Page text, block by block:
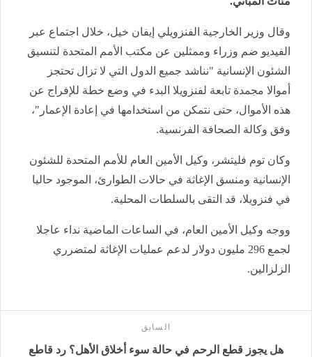
وقال وزير الخارجية الفنزويلي إيفان خيل، خلال اجتماع عبر
الفيديو ضم وزراء وممثلين عن مكتب الأمم المتحدة لتنسيق
الشئون الإنسانية "نناشد جميع الدول التي لا تزال تحتجز
أموالا مجمدة تابعة لفنزويلا البدء في وضع خطة للإفراج عن
هذه الأموال، حتى نتمكن من استخدامها في إعادة الإعمار"،
وفق وكالة الصحافة الفرنسية.
وكان توم فليتشر، وكيل الأمين العام للأمم المتحدة للشئون
الإنسانية ومنسق الإغاثة في حالات الطوارئ، الموجود حاليا
في فنزويلا، قد التقى بالسلطات المحلية.
ووجه وكيل الأمين العام، في الساعات الماضية نداء عاجلا
لجمع 296 مليون دولار لدعم عمليات الإغاثة لمتضرري
الزلزالين.
السابق
هل يجوز قطع الرحم في حالة سوء أخلاق الأهل؟ رد قاطع